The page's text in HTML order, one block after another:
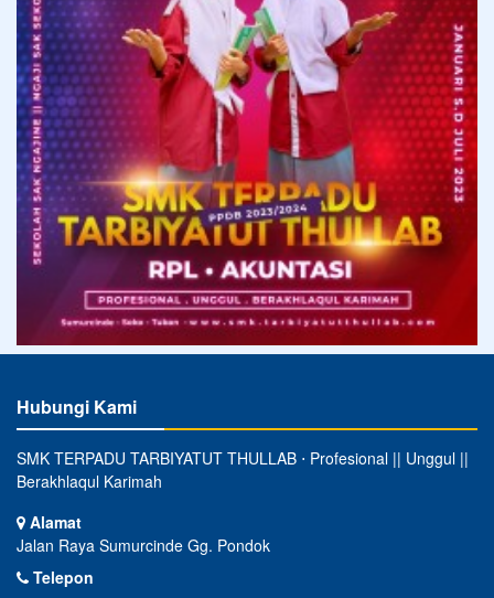
Hubungi Kami
SMK TERPADU TARBIYATUT THULLAB ⋅ Profesional || Unggul ||
Berakhlaqul Karimah
Alamat
Jalan Raya Sumurcinde Gg. Pondok
Telepon